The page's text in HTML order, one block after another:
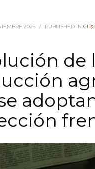
2025 / PUBLISHED IN
de